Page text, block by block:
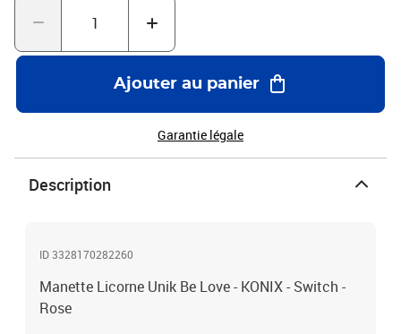
Ajouter au panier
Garantie légale
Description
ID 3328170282260
Manette Licorne Unik Be Love - KONIX - Switch -
Rose